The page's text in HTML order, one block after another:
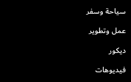
سياحة وسفر
عمل وتطوير
ديكور
فيديوهات